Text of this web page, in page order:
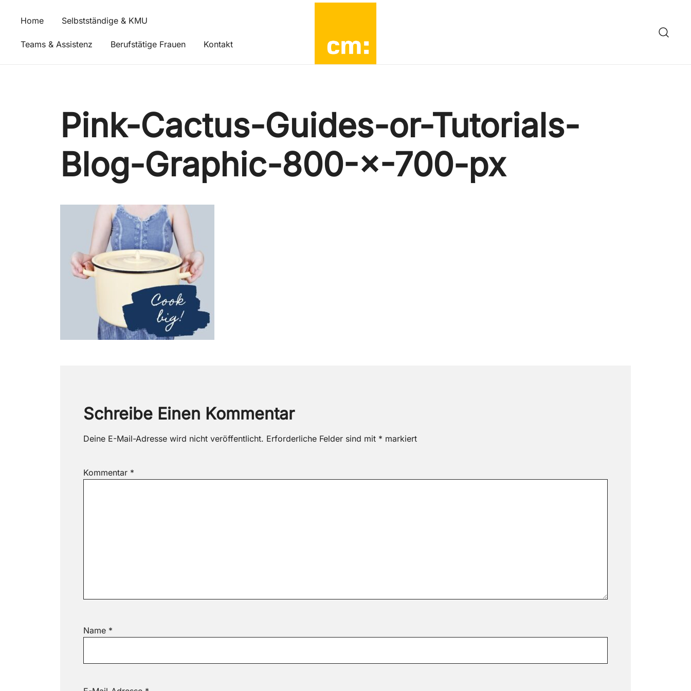
Home Selbstständige & KMU
Teams & Assistenz Berufstätige Frauen Kontakt
Pink-Cactus-Guides-or-Tutorials-
Blog-Graphic-800-×-700-px
Schreibe Einen Kommentar
Deine E-Mail-Adresse wird nicht veröffentlicht. Erforderliche Felder sind mit * markiert
Kommentar *
Name *